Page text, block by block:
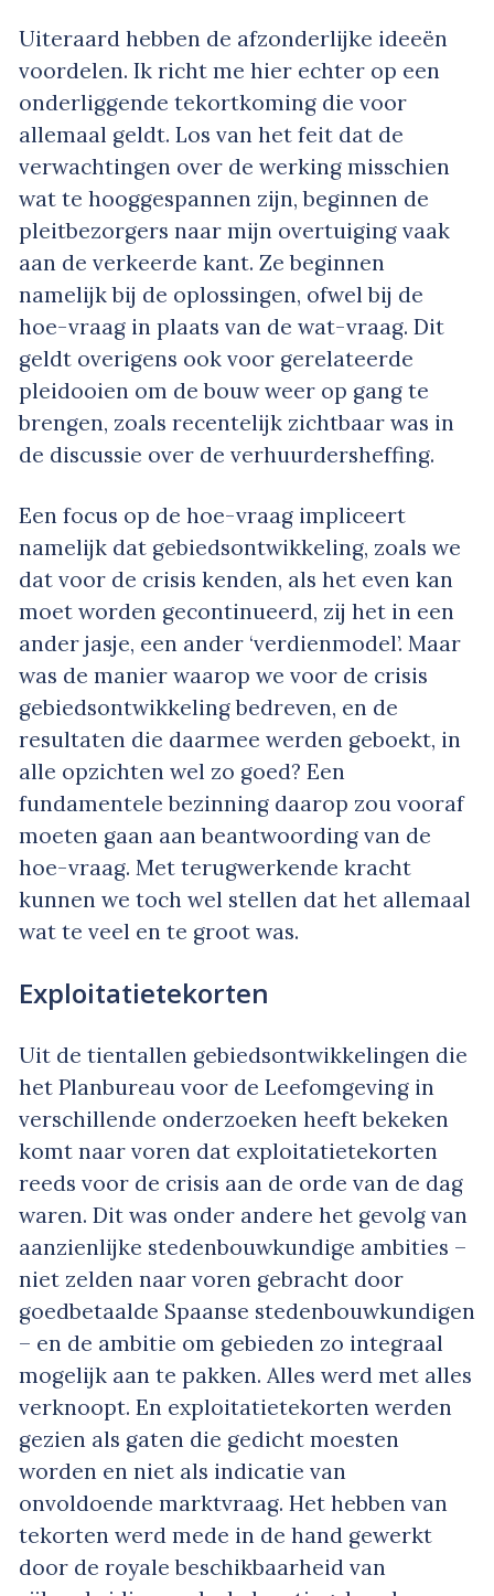
Uiteraard hebben de afzonderlijke ideeën
voordelen. Ik richt me hier echter op een
onderliggende tekortkoming die voor
allemaal geldt. Los van het feit dat de
verwachtingen over de werking misschien
wat te hooggespannen zijn, beginnen de
pleitbezorgers naar mijn overtuiging vaak
aan de verkeerde kant. Ze beginnen
namelijk bij de oplossingen, ofwel bij de
hoe-vraag in plaats van de wat-vraag. Dit
geldt overigens ook voor gerelateerde
pleidooien om de bouw weer op gang te
brengen, zoals recentelijk zichtbaar was in
de discussie over de verhuurdersheffing.
Een focus op de hoe-vraag impliceert
namelijk dat gebiedsontwikkeling, zoals we
dat voor de crisis kenden, als het even kan
moet worden gecontinueerd, zij het in een
ander jasje, een ander ‘verdienmodel’. Maar
was de manier waarop we voor de crisis
gebiedsontwikkeling bedreven, en de
resultaten die daarmee werden geboekt, in
alle opzichten wel zo goed? Een
fundamentele bezinning daarop zou vooraf
moeten gaan aan beantwoording van de
hoe-vraag. Met terugwerkende kracht
kunnen we toch wel stellen dat het allemaal
wat te veel en te groot was.
Exploitatietekorten
Uit de tientallen gebiedsontwikkelingen die
het Planbureau voor de Leefomgeving in
verschillende onderzoeken heeft bekeken
komt naar voren dat exploitatietekorten
reeds voor de crisis aan de orde van de dag
waren. Dit was onder andere het gevolg van
aanzienlijke stedenbouwkundige ambities –
niet zelden naar voren gebracht door
goedbetaalde Spaanse stedenbouwkundigen
– en de ambitie om gebieden zo integraal
mogelijk aan te pakken. Alles werd met alles
verknoopt. En exploitatietekorten werden
gezien als gaten die gedicht moesten
worden en niet als indicatie van
onvoldoende marktvraag. Het hebben van
tekorten werd mede in de hand gewerkt
door de royale beschikbaarheid van